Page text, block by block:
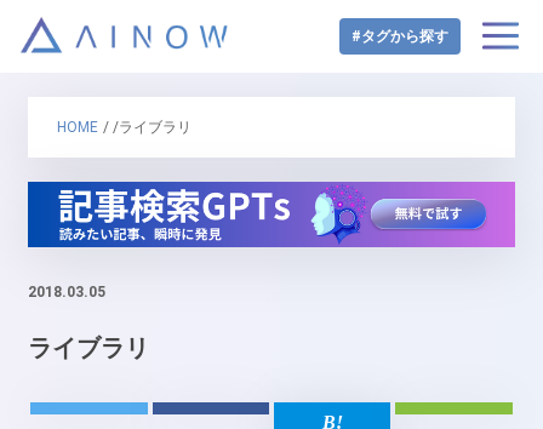
#タグから探す
HOME / /ライブラリ
2018.03.05
ライブラリ